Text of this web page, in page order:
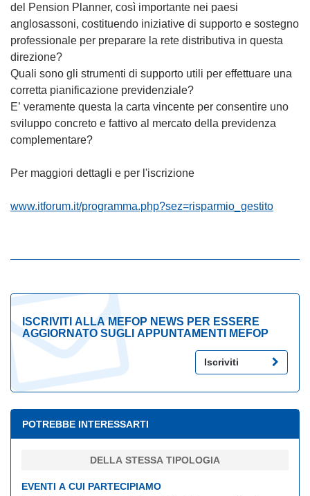
del Pension Planner, così importante nei paesi
anglosassoni, costituendo iniziative di supporto e sostegno
professionale per preparare la rete distributiva in questa
direzione?
Quali sono gli strumenti di supporto utili per effettuare una
corretta pianificazione previdenziale?
E’ veramente questa la carta vincente per consentire uno
sviluppo concreto e fattivo al mercato della previdenza
complementare?
Per maggiori dettagli e per l'iscrizione
www.itforum.it/programma.php?sez=risparmio_gestito
ISCRIVITI ALLA MEFOP NEWS PER ESSERE
AGGIORNATO SUGLI APPUNTAMENTI MEFOP
Iscriviti
POTREBBE INTERESSARTI
DELLA STESSA TIPOLOGIA
EVENTI A CUI PARTECIPIAMO